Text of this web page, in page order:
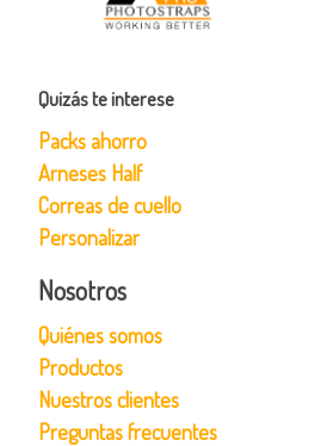
Quizás te interese
Packs ahorro
Arneses Half
Correas de cuello
Personalizar
Nosotros
Quiénes somos
Productos
Nuestros clientes
Preguntas frecuentes